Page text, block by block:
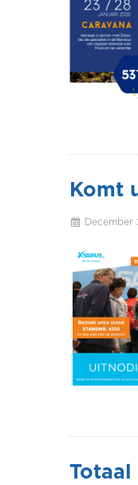
Komt
December
Totaal